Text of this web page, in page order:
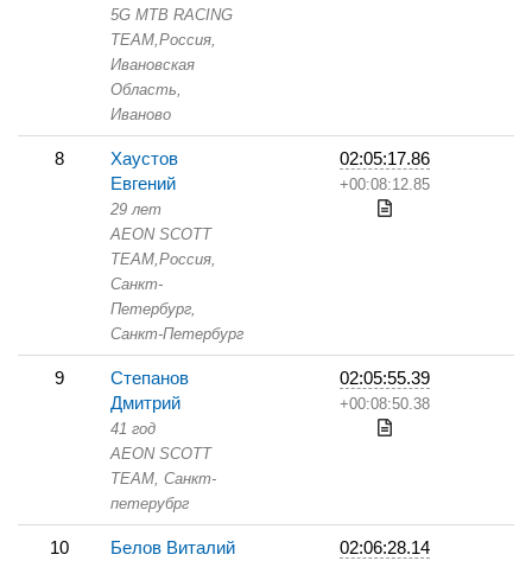
5G MTB RACING
TEAM,Россия,
Ивановская
Область,
Иваново
8
Хаустов
Евгений
29 лет
AEON SCOTT
TEAM,Россия,
Санкт-
Петербург,
Санкт-Петербург
02:05:17.86
+00:08:12.85
9
Степанов
Дмитрий
41 год
AEON SCOTT
TEAM, Санкт-
петерубрг
02:05:55.39
+00:08:50.38
10 Белов Виталий 02:06:28.14